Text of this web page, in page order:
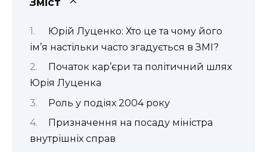
Юрій Луценко: Хто це та чому його
ім’я настільки часто згадується в ЗМІ?
Початок кар’єри та політичний шлях
Юрія Луценка
Роль у подіях 2004 року
Призначення на посаду міністра
внутрішніх справ